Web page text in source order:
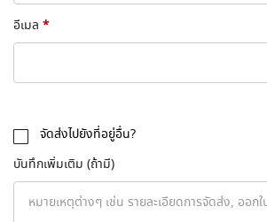
อีเมล *
จัดส่งไปยังที่อยู่อื่น?
บันทึกเพิ่มเติม (ถ้ามี)